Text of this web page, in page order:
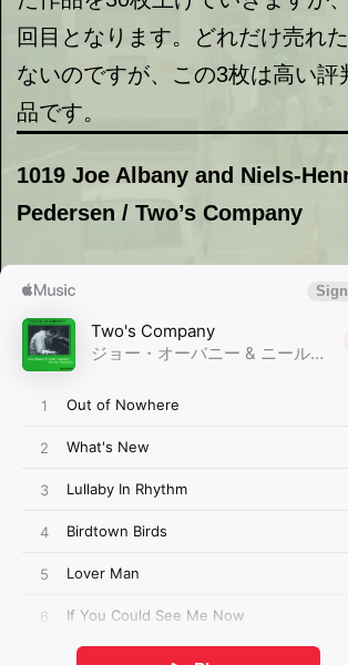
回目となります。どれだけ売れ
ないのですが、この3枚は高い評
品です。
1019 Joe Albany and Niels-
Pedersen / Two’s Company